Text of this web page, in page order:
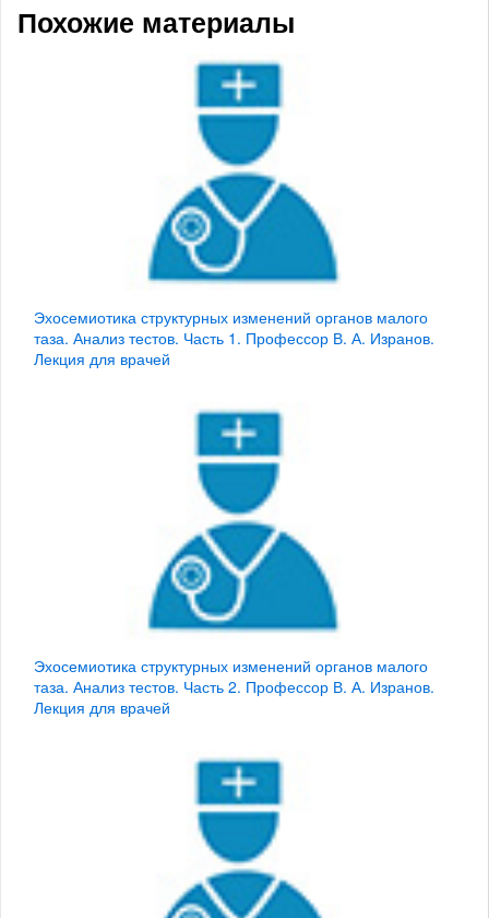
Похожие материалы
Эхосемиотика структурных изменений органов малого
таза. Анализ тестов. Часть 1. Профессор В. А. Изранов.
Лекция для врачей
Эхосемиотика структурных изменений органов малого
таза. Анализ тестов. Часть 2. Профессор В. А. Изранов.
Лекция для врачей